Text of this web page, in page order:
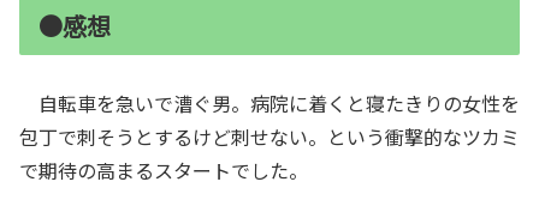
●感想
自転車を急いで漕ぐ男。病院に着くと寝たきりの女性を
包丁で刺そうとするけど刺せない。という衝撃的なツカミ
で期待の高まるスタートでした。